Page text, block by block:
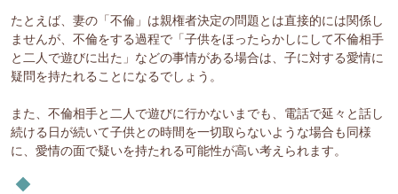
たとえば、妻の「不倫」は親権者決定の問題とは直接的には関係し
ませんが、不倫をする過程で「子供をほったらかしにして不倫相手
と二人で遊びに出た」などの事情がある場合は、子に対する愛情に
疑問を持たれることになるでしょう。
また、不倫相手と二人で遊びに行かないまでも、電話で延々と話し
続ける日が続いて子供との時間を一切取らないような場合も同様
に、愛情の面で疑いを持たれる可能性が高い考えられます。